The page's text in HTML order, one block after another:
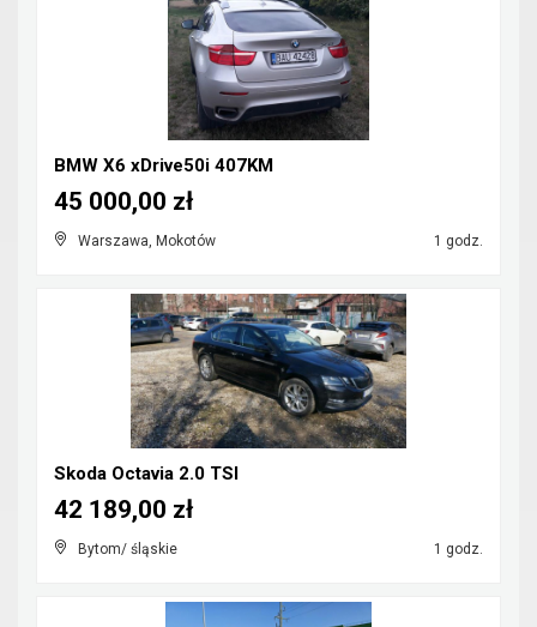
BMW X6 xDrive50i 407KM
Warszawa, Mokotów 1 godz.
45 000,00 zł
Skoda Octavia 2.0 TSI
Bytom/ śląskie 1 godz.
42 189,00 zł